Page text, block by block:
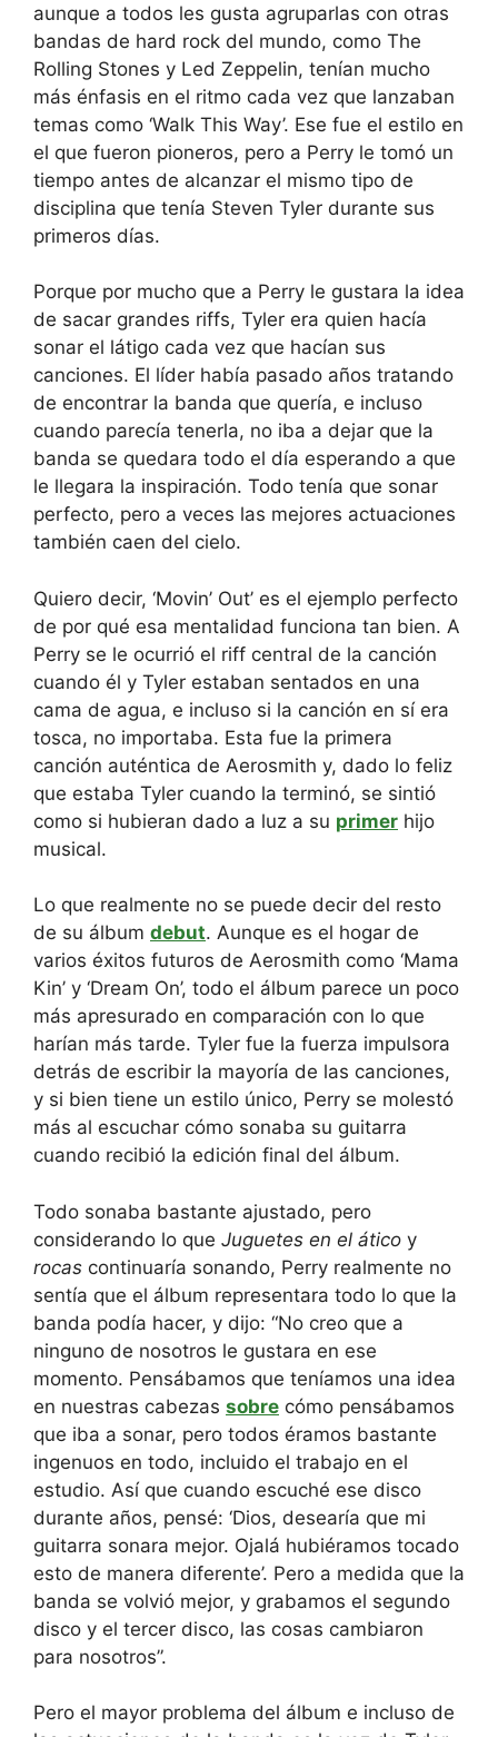
aunque a todos les gusta agruparlas con otras
bandas de hard rock del mundo, como The
Rolling Stones y Led Zeppelin, tenían mucho
más énfasis en el ritmo cada vez que lanzaban
temas como ‘Walk This Way’. Ese fue el estilo en
el que fueron pioneros, pero a Perry le tomó un
tiempo antes de alcanzar el mismo tipo de
disciplina que tenía Steven Tyler durante sus
primeros días.
Porque por mucho que a Perry le gustara la idea
de sacar grandes riffs, Tyler era quien hacía
sonar el látigo cada vez que hacían sus
canciones. El líder había pasado años tratando
de encontrar la banda que quería, e incluso
cuando parecía tenerla, no iba a dejar que la
banda se quedara todo el día esperando a que
le llegara la inspiración. Todo tenía que sonar
perfecto, pero a veces las mejores actuaciones
también caen del cielo.
Quiero decir, ‘Movin’ Out’ es el ejemplo perfecto
de por qué esa mentalidad funciona tan bien. A
Perry se le ocurrió el riff central de la canción
cuando él y Tyler estaban sentados en una
cama de agua, e incluso si la canción en sí era
tosca, no importaba. Esta fue la primera
canción auténtica de Aerosmith y, dado lo feliz
que estaba Tyler cuando la terminó, se sintió
como si hubieran dado a luz a su primer hijo
musical.
Lo que realmente no se puede decir del resto
de su álbum debut. Aunque es el hogar de
varios éxitos futuros de Aerosmith como ‘Mama
Kin’ y ‘Dream On’, todo el álbum parece un poco
más apresurado en comparación con lo que
harían más tarde. Tyler fue la fuerza impulsora
detrás de escribir la mayoría de las canciones,
y si bien tiene un estilo único, Perry se molestó
más al escuchar cómo sonaba su guitarra
cuando recibió la edición final del álbum.
Todo sonaba bastante ajustado, pero
considerando lo que Juguetes en el ático y
rocas continuaría sonando, Perry realmente no
sentía que el álbum representara todo lo que la
banda podía hacer, y dijo: “No creo que a
ninguno de nosotros le gustara en ese
momento. Pensábamos que teníamos una idea
en nuestras cabezas sobre cómo pensábamos
que iba a sonar, pero todos éramos bastante
ingenuos en todo, incluido el trabajo en el
estudio. Así que cuando escuché ese disco
durante años, pensé: ‘Dios, desearía que mi
guitarra sonara mejor. Ojalá hubiéramos tocado
esto de manera diferente’. Pero a medida que la
banda se volvió mejor, y grabamos el segundo
disco y el tercer disco, las cosas cambiaron
para nosotros”.
Pero el mayor problema del álbum e incluso de